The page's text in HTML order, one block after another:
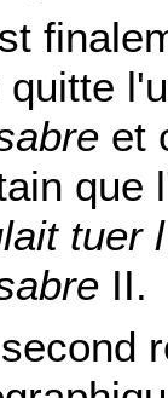
quitte
et
que
tuer
II.